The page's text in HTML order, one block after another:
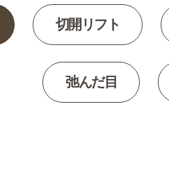
切開リフト
弛んだ目